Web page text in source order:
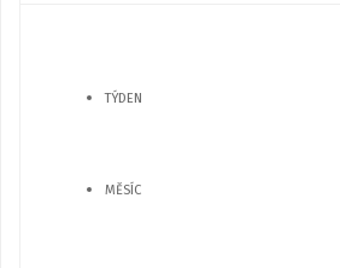
TÝDEN
MĚSÍC